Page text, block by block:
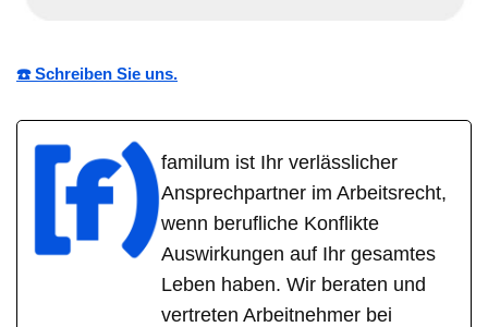
☎️ Schreiben Sie uns.
familum ist Ihr verlässlicher
Ansprechpartner im Arbeitsrecht,
wenn berufliche Konflikte
Auswirkungen auf Ihr gesamtes
Leben haben. Wir beraten und
vertreten Arbeitnehmer bei